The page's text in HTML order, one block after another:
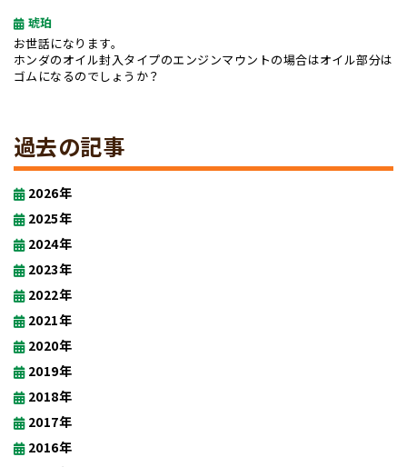
琥珀
お世話になります。
ホンダのオイル封入タイプのエンジンマウントの場合はオイル部分は
ゴムになるのでしょうか？
過去の記事
2026年
2025年
2024年
2023年
2022年
2021年
2020年
2019年
2018年
2017年
2016年